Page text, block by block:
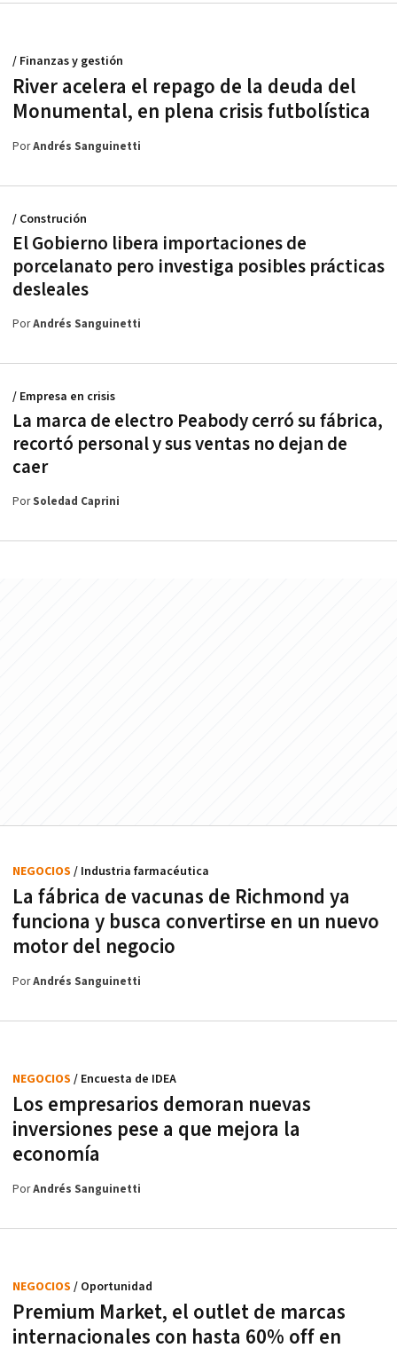
River acelera el repago de la deuda del
Monumental, en plena crisis futbolística
/ Finanzas y gestión
PorAndrés Sanguinetti
El Gobierno libera importaciones de
porcelanato pero investiga posibles prácticas
desleales
/ Construción
PorAndrés Sanguinetti
La marca de electro Peabody cerró su fábrica,
recortó personal y sus ventas no dejan de
caer
/ Empresa en crisis
PorSoledad Caprini
La fábrica de vacunas de Richmond ya
funciona y busca convertirse en un nuevo
motor del negocio
NEGOCIOS / Industria farmacéutica
PorAndrés Sanguinetti
Los empresarios demoran nuevas
inversiones pese a que mejora la
economía
NEGOCIOS / Encuesta de IDEA
PorAndrés Sanguinetti
Premium Market, el outlet de marcas
internacionales con hasta 60% off en
NEGOCIOS / Oportunidad